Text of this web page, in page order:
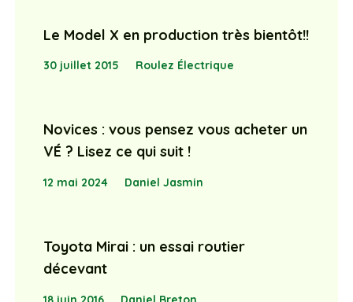
Le Model X en production très bientôt!!
30 juillet 2015 Roulez Électrique
Novices : vous pensez vous acheter un
VÉ ? Lisez ce qui suit !
12 mai 2024 Daniel Jasmin
Toyota Mirai : un essai routier
décevant